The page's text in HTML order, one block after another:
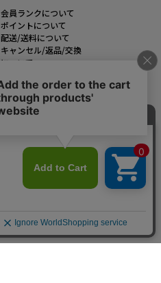
会員ランクについて
ポイントについて
配送/送料について
キャンセル/返品/交換
について
ご利用規約
個人情報の取り扱い